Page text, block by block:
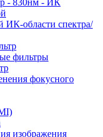
- 830нм - ИК
ИК-области спектра/
фильтры
фокусного
изображения